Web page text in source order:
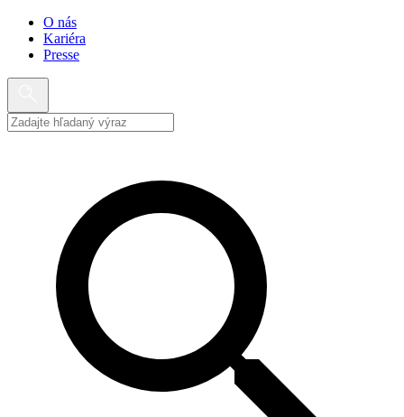
O nás
Kariéra
Presse